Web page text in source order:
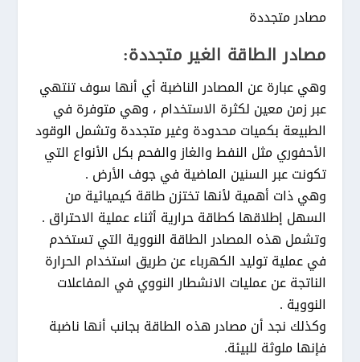
مصادر متجددة
مصادر الطاقة الغير متجددة:
وهي عبارة عن المصادر الناضبة أي أنها سوف تنتهي
عبر زمن معين لكثرة الاستخدام ، وهي متوفرة في
الطبيعة بكميات محدودة وغير متجددة وتشمل الوقود
الأحفوري مثل النفط والغاز والفحم بكل الأنواع التي
تكونت عبر السنين الماضية في جوف الأرض .
وهي ذات أهمية لأنها تختزن طاقة كيميائية من
السهل إطلاقها كطاقة حرارية أثناء عملية الاحتراق .
وتشمل هذه المصادر الطاقة النووية التي تستخدم
في عملية توليد الكهرباء عن طريق استخدام الحرارة
الناتجة عن عمليات الانشطار النووي في المفاعلات
النووية .
وكذلك نجد أن مصادر هذه الطاقة بجانب أنها ناضبة
فإنها ملوثة للبيئة.